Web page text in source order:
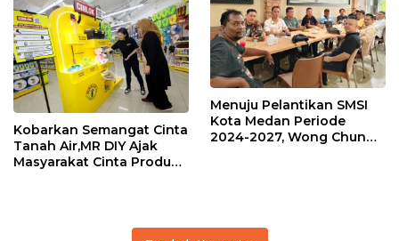
Kobarkan Semangat Cinta
Tanah Air,MR DIY Ajak
Masyarakat Cinta Produk
Menuju Pelantikan SMSI
Kota Medan Periode
2024-2027, Wong Chun